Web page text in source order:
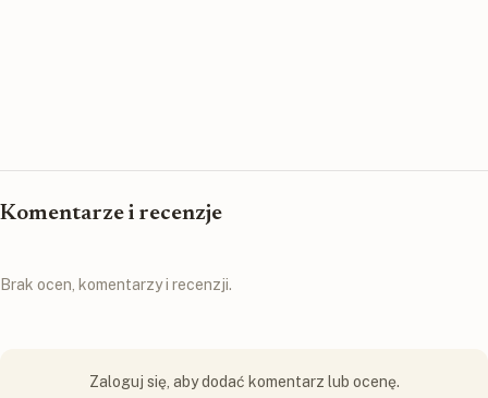
Komentarze i recenzje
Brak ocen, komentarzy i recenzji.
Zaloguj się, aby dodać komentarz lub ocenę.